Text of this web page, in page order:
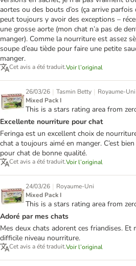
aortes ou des bouts d’os (ça arrive
peut toujours y avoir des exceptions –
une grosse aorte (mon chat n’a pas de
manger). Comme la nourriture est assez
soupe d’eau tiède pour faire une petite
manger.
Cet avis a été traduit.Voir l’original
26/03/26 | Tasmin Betty | Royaume-Uni
Mixed Pack I
This is a stars rating area from
Excellente nourriture pour chat
Feringa est un excellent choix de
chat a toujours aimé en manger. C’est
pour chat de bonne qualité.
Cet avis a été traduit.Voir l’original
24/03/26 | Royaume-Uni
Mixed Pack I
This is a stars rating area from
Adoré par mes chats
Mes deux chats adorent ces friandises.
difficile niveau nourriture.
Cet avis a été traduit.Voir l’original